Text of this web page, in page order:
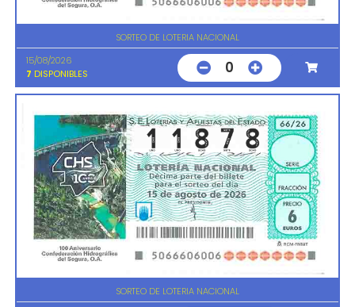
SORTEO DE LOTERIA NACIONAL
15/08/2026
7 DISPONIBLES 0
SORTEO DE LOTERIA NACIONAL